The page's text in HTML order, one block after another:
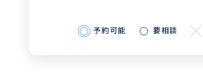
予約可能 要相談